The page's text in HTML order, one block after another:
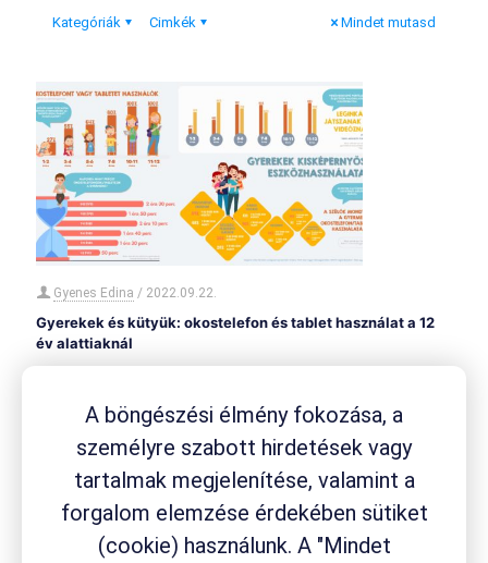
A böngészési élmény fokozása, a
személyre szabott hirdetések vagy
tartalmak megjelenítése, valamint a
forgalom elemzése érdekében sütiket
(cookie) használunk. A "Mindet
Kategóriák Cimkék Mindet mutasd
Gyenes Edina / 2022.09.22.
Gyerekek és kütyük: okostelefon és tablet használat a 12
év alattiaknál
okoseszközzel a kezükben rohangálnak, és[…]